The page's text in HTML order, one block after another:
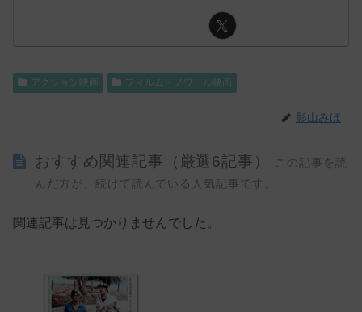
アクション映画 フィルム・ノワール映画
影山みほ
おすすめ関連記事（厳選6記事）
この記事を読
んだ方が、続けて読んでいる人気記事です。
関連記事は見つかりませんでした。